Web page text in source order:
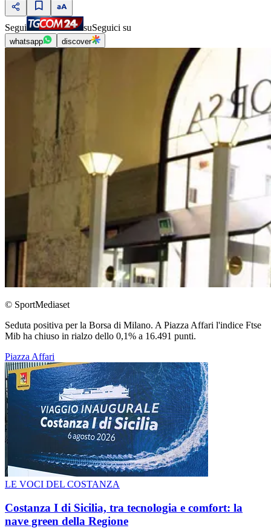
Segui suSeguici su
whatsapp discover
© SportMediaset
Seduta positiva per la Borsa di Milano. A Piazza Affari l'indice Ftse
Mib ha chiuso in rialzo dello 0,1% a 16.491 punti.
Piazza Affari
LE VOCI DEL COSTANZA
Costanza I di Sicilia, tra tecnologia e comfort: la
nave green della Regione